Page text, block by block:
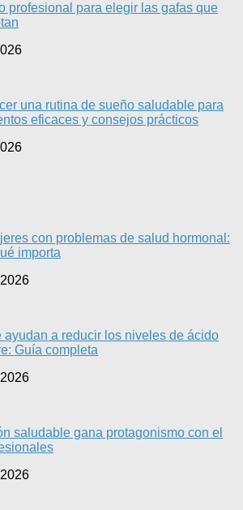
profesional para elegir las gafas que
una rutina de sueño saludable para
eficaces y consejos prácticos
con problemas de salud hormonal:
importa
ayudan a reducir los niveles de ácido
Guía completa
saludable gana protagonismo con el